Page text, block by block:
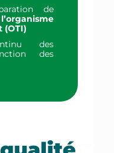
de
(OTI)
des
des